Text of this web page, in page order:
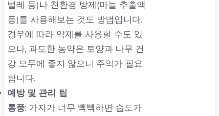
벌레 등)나 친환경 방제(마늘 추출액
등)를 사용해보는 것도 방법입니다.
경우에 따라 약제를 사용할 수도 있
으나, 과도한 농약은 토양과 나무 건
강 모두에 좋지 않으니 주의가 필요
합니다.
예방 및 관리 팁
통풍: 가지가 너무 빽빽하면 습도가